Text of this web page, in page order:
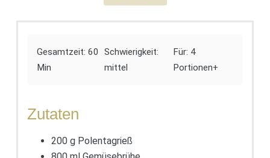
Gesamtzeit: 60
Min
Schwierigkeit:
mittel
Für: 4
Portionen+
Zutaten
200 g Polentagrieß